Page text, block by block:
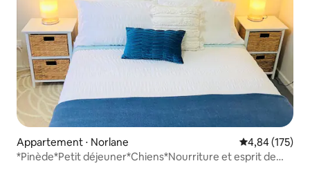
Appartement ⋅ Norlane Évaluation
4,84 (175)
*Pinède*Petit déjeuner*Chiens*Nourriture et esprit de